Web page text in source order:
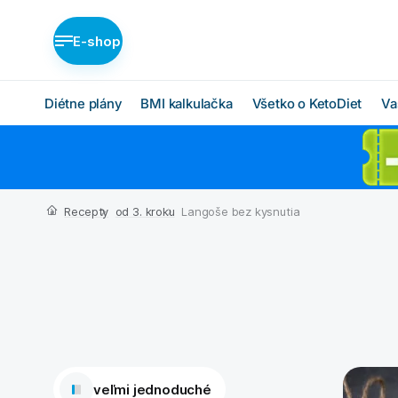
E-shop
Diétne plány
Nízka nadváha (BASIC)
BMI kalkulačka Všetko o KetoDiet
Ako KetoDiet funguje
O proteínovej diéte
Ketóza
Recepty od 3. kroku Langoše bez kysnutia
veľmi jednoduché